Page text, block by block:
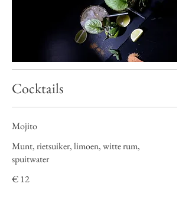
Cocktails
Mojito
Munt, rietsuiker, limoen, witte rum,
spuitwater
€ 12